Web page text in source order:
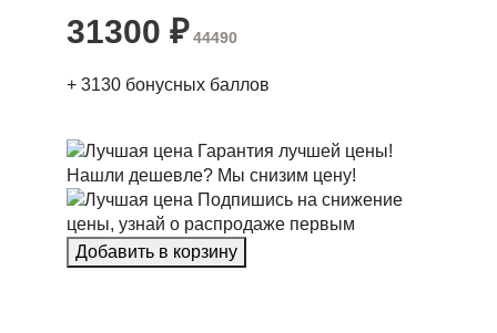
31300 ₽ 44490
+ 3130 бонусных баллов
Гарантия лучшей цены!
Нашли дешевле? Мы снизим цену!
Подпишись на снижение
цены, узнай о распродаже первым